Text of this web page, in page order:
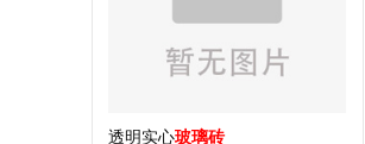
透明实心玻璃砖